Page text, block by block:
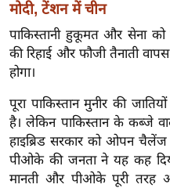
बे
मि
सा
श
ख्सि
य
त
मोदी, टेंशन में चीन
पाकिस्तानी हुकूमत और सेना को
की रिहाई और फौजी तैनाती
होगा।
पूरा पाकिस्तान मुनीर की
है। लेकिन पाकिस्तान के कब्जे
हाइब्रिड सरकार को ओपन
पीओके की जनता ने यह कह
मानती और पीओके पूरी तरह